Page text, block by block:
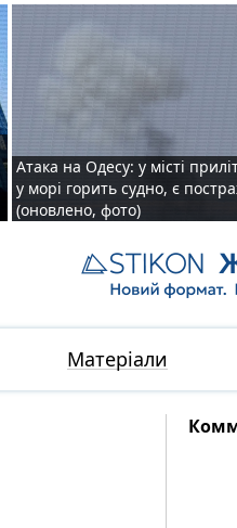
Атака на Одесу: у місті
у морі горить судно, є
(оновлено, фото)
Матеріали